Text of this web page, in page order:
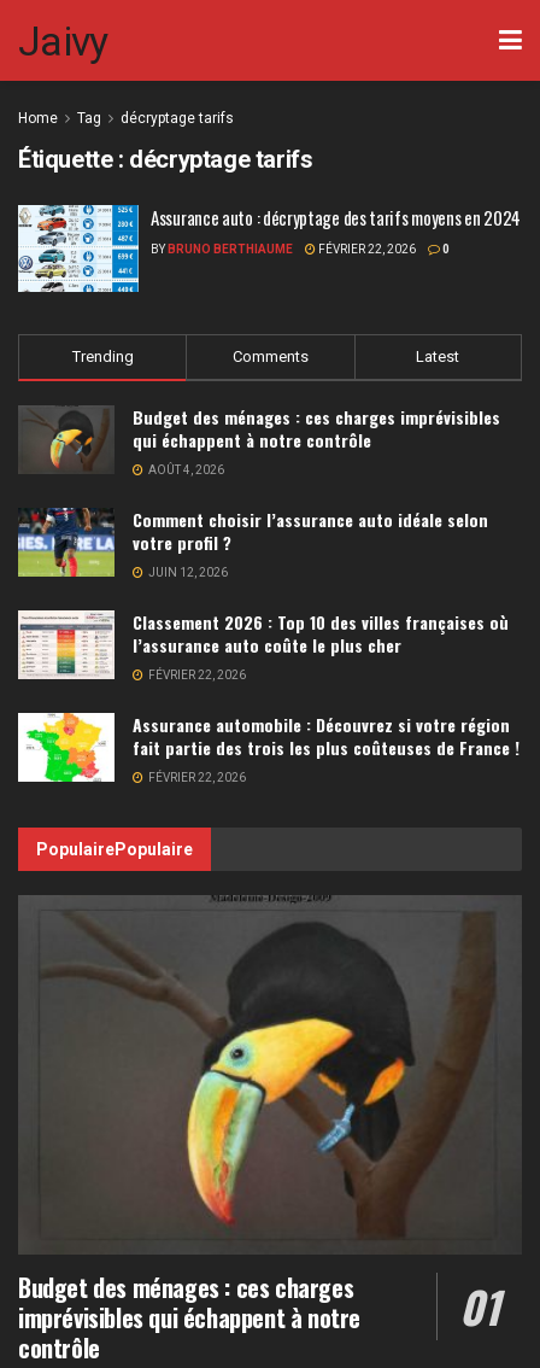
Jaivy
Home Tag décryptage tarifs
Étiquette : décryptage tarifs
Assurance auto : décryptage des tarifs moyens en 2024
BY BRUNO BERTHIAUME FÉVRIER 22, 2026 0
Trending Comments Latest
Budget des ménages : ces charges imprévisibles
qui échappent à notre contrôle
AOÛT 4, 2026
Comment choisir l’assurance auto idéale selon
votre profil ?
JUIN 12, 2026
Classement 2026 : Top 10 des villes françaises où
l’assurance auto coûte le plus cher
FÉVRIER 22, 2026
Assurance automobile : Découvrez si votre région
fait partie des trois les plus coûteuses de France !
FÉVRIER 22, 2026
PopulairePopulaire
Budget des ménages : ces charges
imprévisibles qui échappent à notre
contrôle